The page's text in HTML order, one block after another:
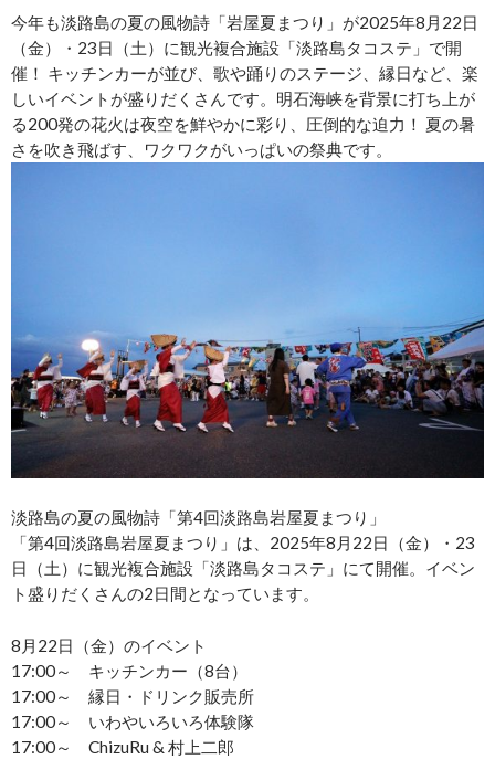
今年も淡路島の夏の風物詩「岩屋夏まつり」が2025年8月22日
（金）・23日（土）に観光複合施設「淡路島タコステ」で開
催！ キッチンカーが並び、歌や踊りのステージ、縁日など、楽
しいイベントが盛りだくさんです。明石海峡を背景に打ち上が
る200発の花火は夜空を鮮やかに彩り、圧倒的な迫力！ 夏の暑
さを吹き飛ばす、ワクワクがいっぱいの祭典です。
淡路島の夏の風物詩「第4回淡路島岩屋夏まつり」
「第4回淡路島岩屋夏まつり」は、2025年8月22日（金）・23
日（土）に観光複合施設「淡路島タコステ」にて開催。イベン
ト盛りだくさんの2日間となっています。
8月22日（金）のイベント
17:00～ キッチンカー（8台）
17:00～ 縁日・ドリンク販売所
17:00～ いわやいろいろ体験隊
17:00～ ChizuRu & 村上二郎